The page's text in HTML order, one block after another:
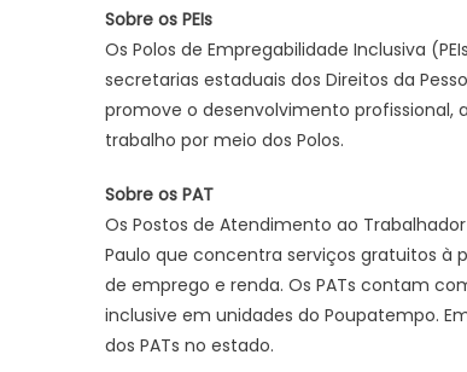
Sobre os PEIs
Os Polos de Empregabilidade Inclusiva
secretarias estaduais dos Direitos da
promove o desenvolvimento
trabalho por meio dos Polos.
Sobre os PAT
Os Postos de Atendimento ao
Paulo que concentra serviços gratuitos à
de emprego e renda. Os PATs contam
inclusive em unidades do Poupatempo.
dos PATs no estado.